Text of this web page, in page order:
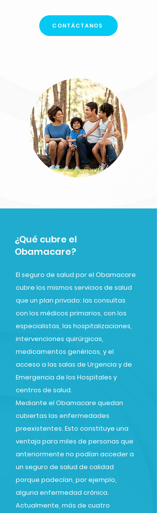
CONTÁCTANOS
¿Qué cubre el
Obamacare?
El seguro de salud por el Obamacare
cubre los mismos servicios de salud
que un plan privado: las consultas
con los médicos primarios, con los
especialistas, las hospitalizaciones,
intervenciones quirúrgicas,
medicamentos genéricos, y el
acceso a las salas de Urgencia y de
Emergencia de los Hospitales y
centros de salud.
Mediante el Obamacare quedan
cubiertas las enfermedades
preexistentes. Esto constituye una
ventaja para miles de personas que
anteriormente no podían acceder a
un seguro de salud de calidad
porque padecían, por ejemplo,
alguna enfermedad crónica.
Actualmente, más de cuatro